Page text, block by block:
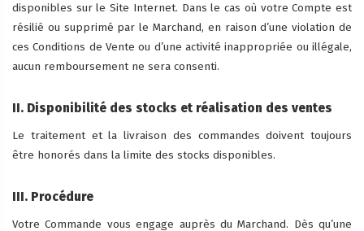
disponibles sur le Site Internet. Dans le cas où votre Compte est
résilié ou supprimé par le Marchand, en raison d’une violation de
ces Conditions de Vente ou d’une activité inappropriée ou illégale,
aucun remboursement ne sera consenti.
II. Disponibilité des stocks et réalisation des ventes
Le traitement et la livraison des commandes doivent toujours
être honorés dans la limite des stocks disponibles.
III. Procédure
Votre Commande vous engage auprès du Marchand. Dès qu’une